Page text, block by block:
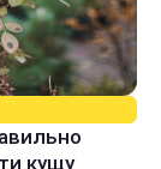
кущу